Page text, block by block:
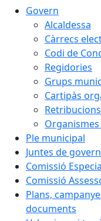
Govern
Alcaldessa
Càrrecs
Codi de
Regidories
Grups
Cartipàs
Ple municipal
Juntes de govern
Comissió
Comissió
Plans,
documents